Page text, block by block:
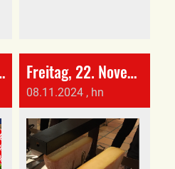
Freitag, 22. November Sektionsversammlung/Raclette-Abend
08.11.2024 , hn